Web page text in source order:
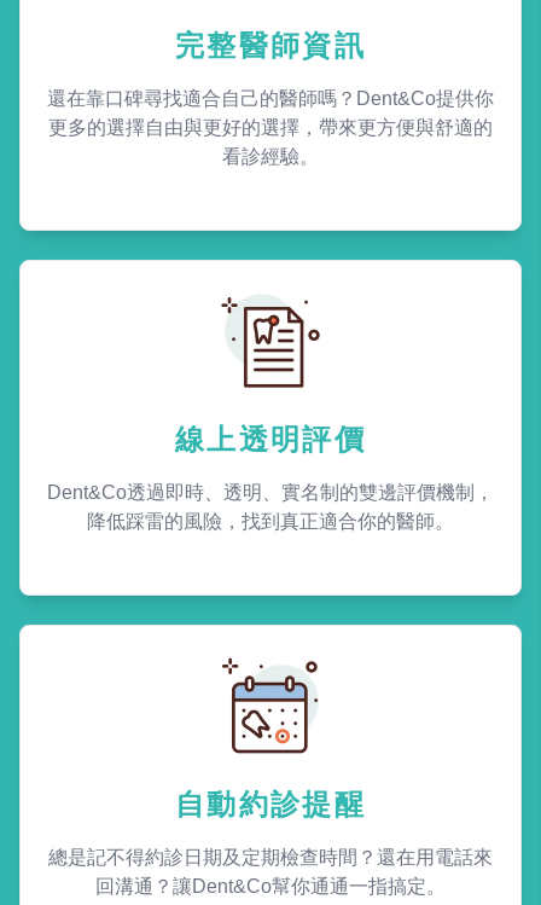
完整醫師資訊
還在靠口碑尋找適合自己的醫師嗎？Dent&Co提供你
更多的選擇自由與更好的選擇，帶來更方便與舒適的
看診經驗。
線上透明評價
Dent&Co透過即時、透明、實名制的雙邊評價機制，
降低踩雷的風險，找到真正適合你的醫師。
自動約診提醒
總是記不得約診日期及定期檢查時間？還在用電話來
回溝通？讓Dent&Co幫你通通一指搞定。